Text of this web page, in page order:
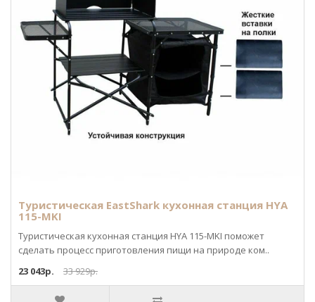
Туристическая EastShark кухонная станция HYA
115-MKI
Туристическая кухонная станция HYA 115-MKI поможет
сделать процесс приготовления пищи на природе ком..
23 043р.
33 929р.